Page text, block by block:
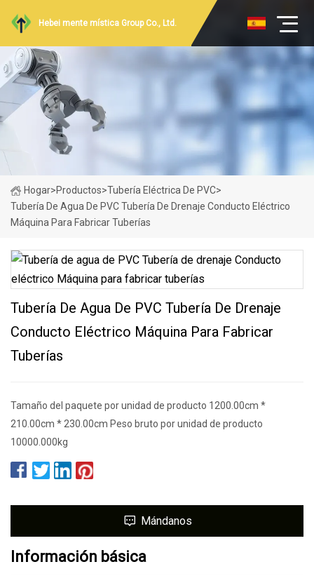
Hebei mente mística Group Co., Ltd.
Hogar>Productos>Tubería Eléctrica De PVC>
Tubería De Agua De PVC Tubería De Drenaje Conducto Eléctrico
Máquina Para Fabricar Tuberías
Tubería De Agua De PVC Tubería De Drenaje
Conducto Eléctrico Máquina Para Fabricar
Tuberías
Tamaño del paquete por unidad de producto 1200.00cm *
210.00cm * 230.00cm Peso bruto por unidad de producto
10000.000kg
Mándanos
Información básica